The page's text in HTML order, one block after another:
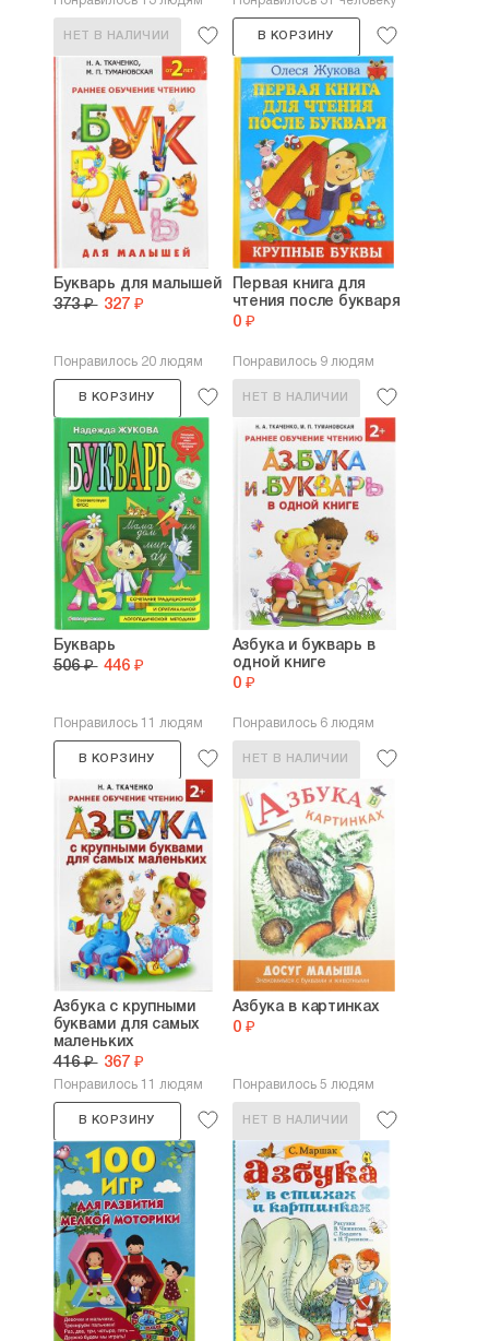
НЕТ В НАЛИЧИИ В КОРЗИНУ
Букварь для малышей
373 ₽ 327 ₽
Понравилось 20 людям
В КОРЗИНУ
Первая книга для
чтения после букваря
0 ₽
Понравилось 9 людям
НЕТ В НАЛИЧИИ
Букварь
506 ₽ 446 ₽
Понравилось 11 людям
В КОРЗИНУ
Азбука и букварь в
одной книге
0 ₽
Понравилось 6 людям
НЕТ В НАЛИЧИИ
Азбука с крупными
буквами для самых
маленьких
416 ₽ 367 ₽
Понравилось 11 людям
В КОРЗИНУ
Азбука в картинках
0 ₽
Понравилось 5 людям
НЕТ В НАЛИЧИИ